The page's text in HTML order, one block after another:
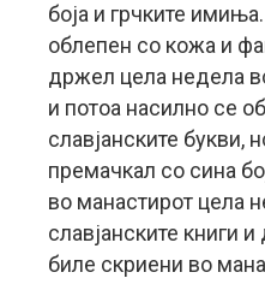
боја и грчките
облепен со кожа и
држел цела недела
и потоа насилно се
славјанските букви,
премачкал со сина
во манастирот цела
славјанските книги
биле скриени во